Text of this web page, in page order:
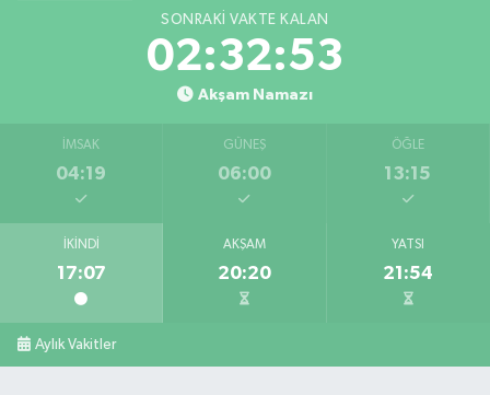
SONRAKI VAKTE KALAN
02:32:52
Akşam Namazı
İMSAK
04:19
GÜNEŞ
06:00
ÖĞLE
13:15
İKINDI
17:07
AKŞAM
20:20
YATSI
21:54
Aylık Vakitler